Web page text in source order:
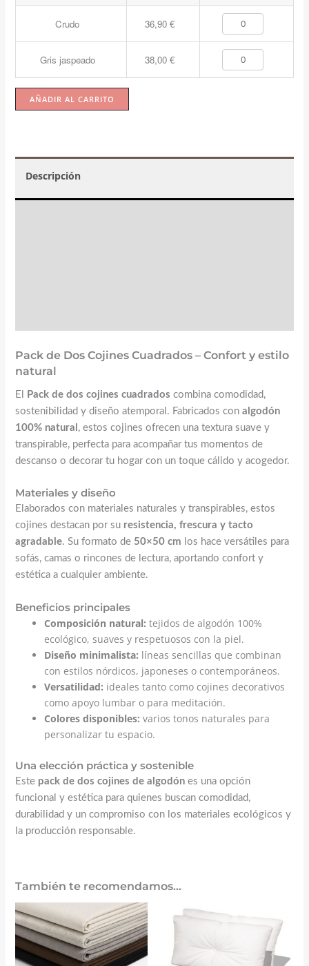
Crudo 36,90 €
Gris jaspeado 38,00 €
AÑADIR AL CARRITO
Descripción
Pack de Dos Cojines Cuadrados – Confort y estilo
natural
El Pack de dos cojines cuadrados combina comodidad,
sostenibilidad y diseño atemporal. Fabricados con algodón
100% natural , estos cojines ofrecen una textura suave y
transpirable, perfecta para acompañar tus momentos de
descanso o decorar tu hogar con un toque cálido y acogedor.
Materiales y diseño
Elaborados con materiales naturales y transpirables, estos
cojines destacan por su resistencia, frescura y tacto
agradable. Su formato de 50×50 cm los hace versátiles para
sofás, camas o rincones de lectura, aportando confort y
estética a cualquier ambiente.
Beneficios principales
Composición natural: tejidos de algodón 100%
ecológico, suaves y respetuosos con la piel.
Diseño minimalista: líneas sencillas que combinan
con estilos nórdicos, japoneses o contemporáneos.
Versatilidad: ideales tanto como cojines decorativos
como apoyo lumbar o para meditación.
Colores disponibles: varios tonos naturales para
personalizar tu espacio.
Una elección práctica y sostenible
Este pack de dos cojines de algodónes una opción
funcional y estética para quienes buscan comodidad,
durabilidad y un compromiso con los materiales ecológicos y
la producción responsable.
También te recomendamos…
El
precio
60,40 €.
precio